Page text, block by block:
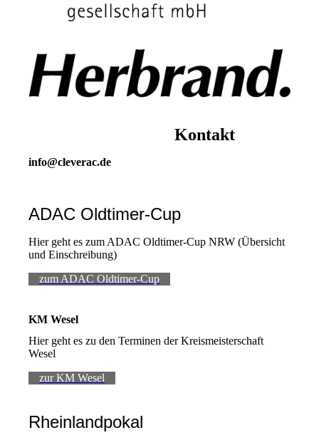
Kontakt
info@cleverac.de
ADAC Oldtimer-Cup
Hier geht es zum ADAC Oldtimer-Cup NRW (Übersicht
und Einschreibung)
zum ADAC Oldtimer-Cup
KM Wesel
Hier geht es zu den Terminen der Kreismeisterschaft
Wesel
zur KM Wesel
Rheinlandpokal